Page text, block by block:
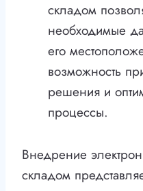
складом
необходимые
его
возможность
решения и
процессы.
Внедрение
складом